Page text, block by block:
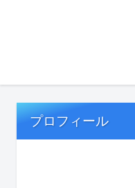
プロフィール